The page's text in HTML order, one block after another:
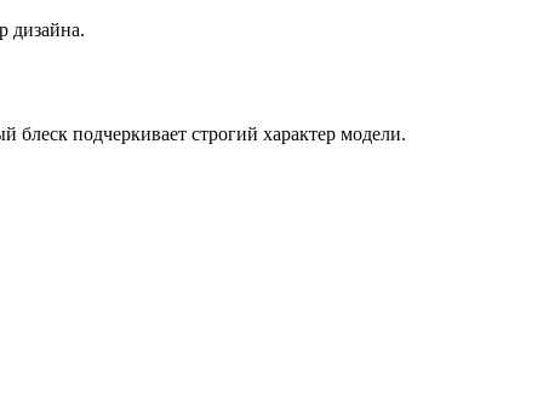
дизайна.
подчеркивает строгий характер модели.